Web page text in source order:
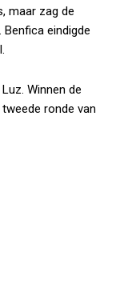
maar zag de
eindigde
Winnen de
ronde van